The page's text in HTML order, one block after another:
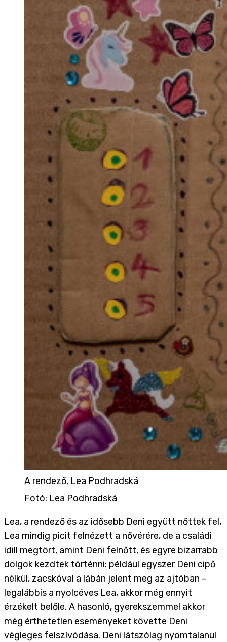
A rendező, Lea Podhradská
Fotó: Lea Podhradská
Lea, a rendező és az idősebb Deni együtt nőttek fel,
Lea mindig picit felnézett a nővérére, de a családi
idill megtört, amint Deni felnőtt, és egyre bizarrabb
dolgok kezdtek történni: például egyszer Deni cipő
nélkül, zacskóval a lábán jelent meg az ajtóban –
legalábbis a nyolcéves Lea, akkor még ennyit
érzékelt belőle. A hasonló, gyerekszemmel akkor
még érthetetlen eseményeket követte Deni
végleges felszívódása. Deni látszólag nyomtalanul